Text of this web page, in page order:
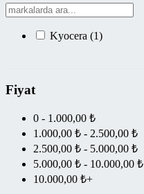
Kyocera (1)
Fiyat
0 - 1.000,00 ₺
1.000,00 ₺ - 2.500,00 ₺
2.500,00 ₺ - 5.000,00 ₺
5.000,00 ₺ - 10.000,00 ₺
10.000,00 ₺+